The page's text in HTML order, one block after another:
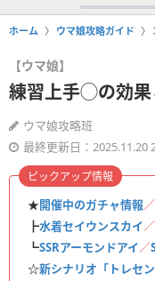
ホーム ウマ娘攻略ガイド
【ウマ娘】
練習上手◯の効果
ウマ娘攻略班
最終更新日：2025.11.20
★開催中のガチャ情報／
┣水着セイウンスカイ／
┗SSRアーモンドアイ／
☆新シナリオ「トレセ
ピックアップ情報